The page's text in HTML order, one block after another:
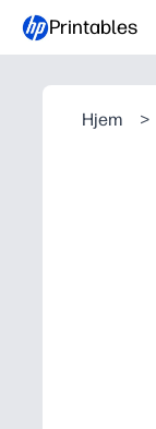
Printables
Hjem >